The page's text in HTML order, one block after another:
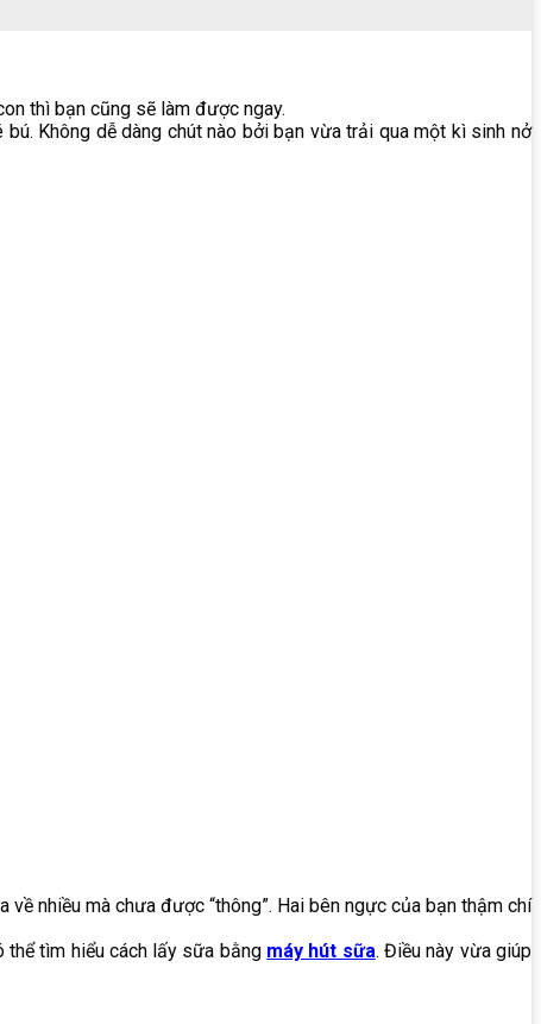
thì bạn cũng sẽ làm được ngay.
Không dễ dàng chút nào bởi bạn vừa trải qua một kì sinh nở
nhiều mà chưa được “thông”. Hai bên ngực của bạn thậm chí
thể tìm hiểu cách lấy sữa bằng máy hút sữa. Điều này vừa giúp